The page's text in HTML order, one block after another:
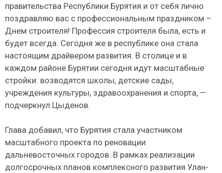
правительства Республики Бурятия и от себя лично
поздравляю вас с профессиональным праздником –
Днем строителя! Профессия строителя была, есть и
будет всегда. Сегодня же в республике она стала
настоящим драйвером развития. В столице и в
каждом районе Бурятии сегодня идут масштабные
стройки: возводятся школы, детские сады,
учреждения культуры, здравоохранения и спорта, —
подчеркнул Цыденов.
Глава добавил, что Бурятия стала участником
масштабного проекта по реновации
дальневосточных городов. В рамках реализации
долгосрочных планов комплексного развития Улан-